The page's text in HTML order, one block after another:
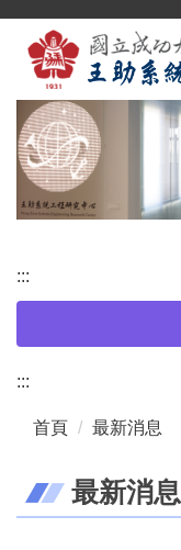
要
內
容
塊
:::
:::
首頁 最新消息
最新消息